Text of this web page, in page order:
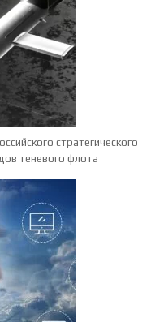
стратегического
теневого флота